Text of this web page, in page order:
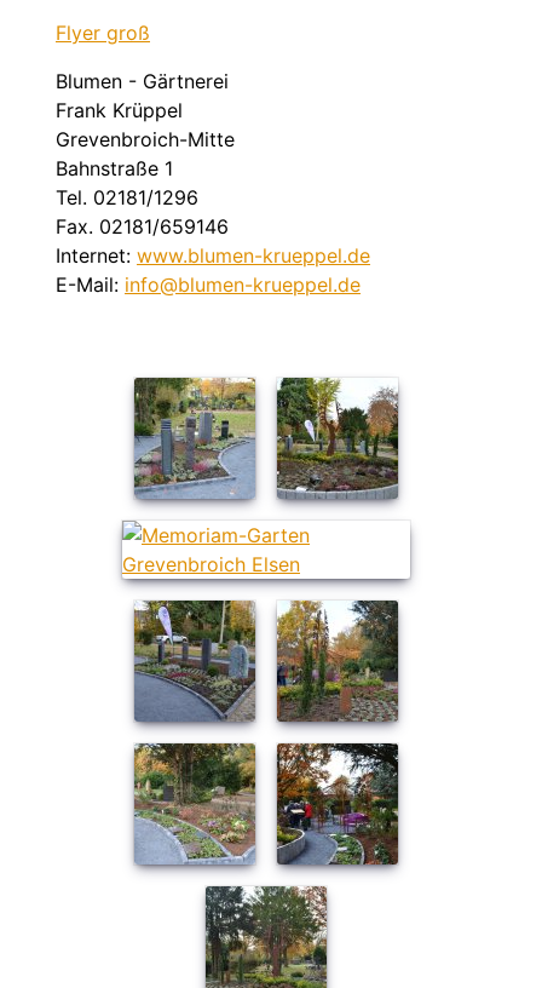
Flyer groß
Blumen - Gärtnerei
Frank Krüppel
Grevenbroich-Mitte
Bahnstraße 1
Tel. 02181/1296
Fax. 02181/659146
Internet: www.blumen-krueppel.de
E-Mail: info@blumen-krueppel.de